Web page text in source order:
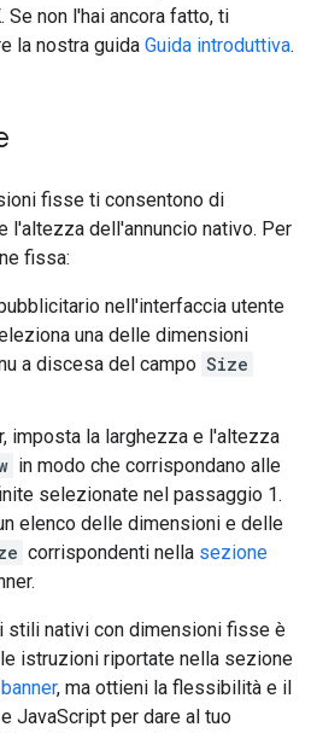
. Se non l'hai ancora fatto, ti
la nostra guida Guida introduttiva.
fisse ti consentono di
l'altezza dell'annuncio nativo. Per
fissa:
nell'interfaccia utente
una delle dimensioni
a discesa del campo Size
imposta la larghezza e l'altezza
in modo che corrispondano alle
selezionate nel passaggio 1.
elenco delle dimensioni e delle
corrispondenti nella sezione
stili nativi con dimensioni fisse è
istruzioni riportate nella sezione
, ma ottieni la flessibilità e il
JavaScript per dare al tuo